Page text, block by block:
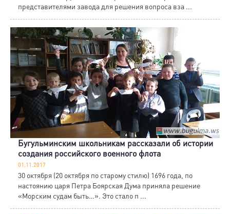
представителями завода для решения вопроса вза ...
Бугульминским школьникам рассказали об истории
создания российского военного флота
01.11.2017
30 октября (20 октября по старому стилю) 1696 года, по
настоянию царя Петра Боярская Дума приняла решение
«Морским судам быть…». Это стало п ...